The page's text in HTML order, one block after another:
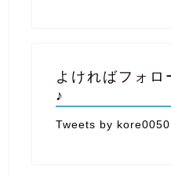
よければフォロ
♪
Tweets by kore0050